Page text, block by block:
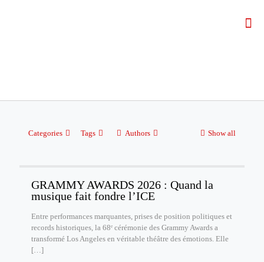
Categories Tags Authors Show all
GRAMMY AWARDS 2026 : Quand la
musique fait fondre l’ICE
Entre performances marquantes, prises de position politiques et
records historiques, la 68ᵉ cérémonie des Grammy Awards a
transformé Los Angeles en véritable théâtre des émotions. Elle
[…]